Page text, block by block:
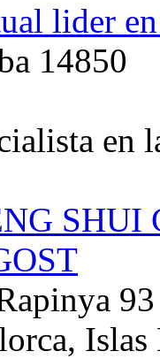
lider
14850
en
93
Islas